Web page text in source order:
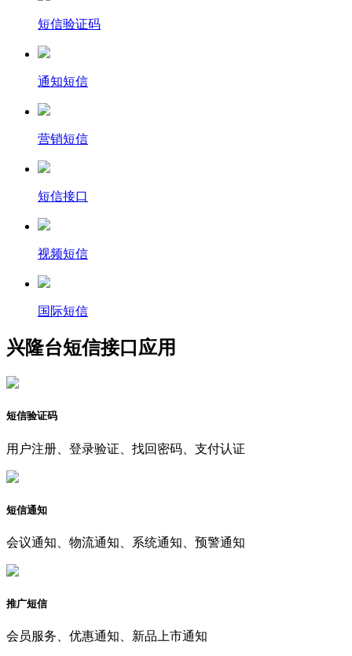
短信验证码
通知短信
营销短信
短信接口
视频短信
国际短信
兴隆台短信接口应用
短信验证码
用户注册、登录验证、找回密码、支付认证
短信通知
会议通知、物流通知、系统通知、预警通知
推广短信
会员服务、优惠通知、新品上市通知